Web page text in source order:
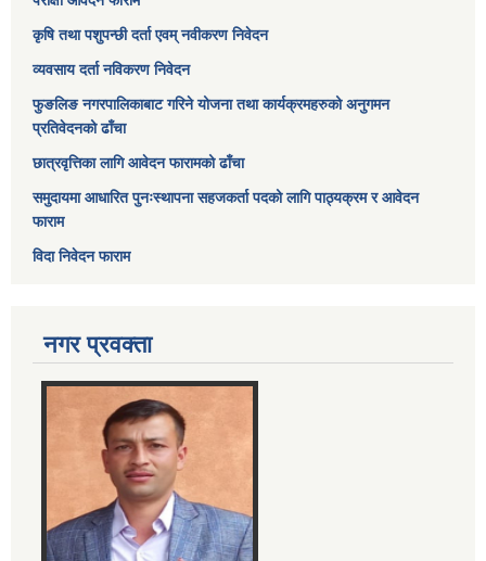
कृषि तथा पशुपन्छी दर्ता एवम् नवीकरण निवेदन
व्यवसाय दर्ता नविकरण निवेदन
फुङलिङ नगरपालिकाबाट गरिने योजना तथा कार्यक्रमहरुको अनुगमन
प्रतिवेदनको ढाँचा
छात्रवृत्तिका लागि आवेदन फारामको ढाँचा
समुदायमा आधारित पुनःस्थापना सहजकर्ता पदको लागि पाठ्यक्रम र आवेदन
फाराम
विदा निवेदन फाराम
नगर प्रवक्ता